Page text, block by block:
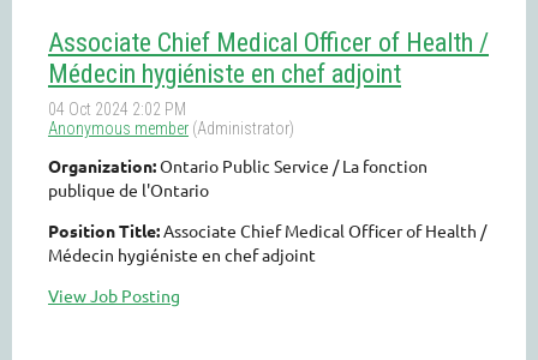
Associate Chief Medical Officer of Health /
Médecin hygiéniste en chef adjoint
Organization:Ontario Public Service / La fonction
publique de l'Ontario
Position Title:Associate Chief Medical Officer of Health /
Médecin hygiéniste en chef adjoint
View Job Posting